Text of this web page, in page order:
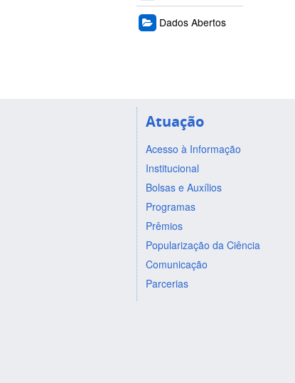
Dados Abertos
Atuação
Acesso à Informação
Institucional
Bolsas e Auxílios
Programas
Prêmios
Popularização da Ciência
Comunicação
Parcerias